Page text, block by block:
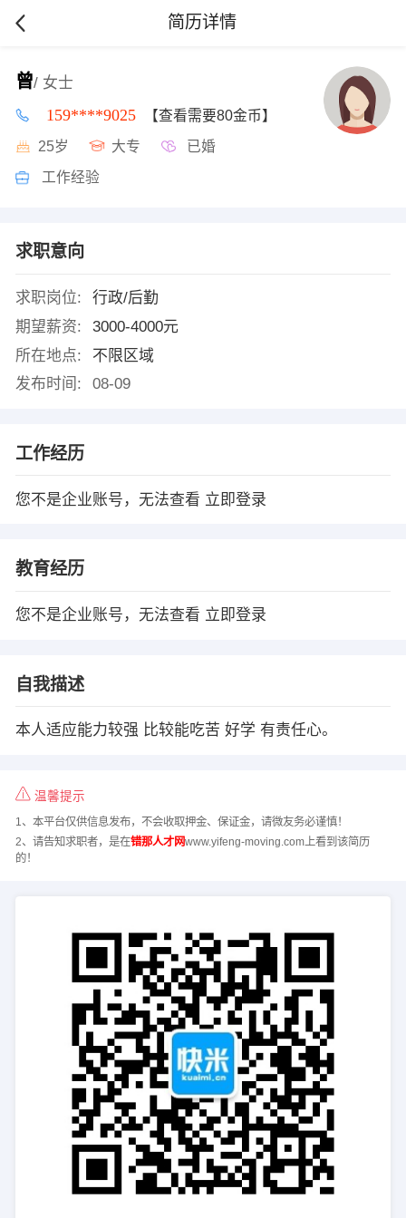
简历详情
曾/ 女士
159****9025 【查看需要80金币】
25岁 大专 已婚
工作经验
求职意向
求职岗位:
行政/后勤
期望薪资:
3000-4000元
所在地点:
不限区域
发布时间:
08-09
工作经历
您不是企业账号，无法查看 立即登录
教育经历
您不是企业账号，无法查看 立即登录
自我描述
本人适应能力较强 比较能吃苦 好学 有责任心。
温馨提示
1、本平台仅供信息发布，不会收取押金、保证金，请微友务必谨慎！
2、请告知求职者，是在错那人才网www.yifeng-moving.com上看到该简历
的！